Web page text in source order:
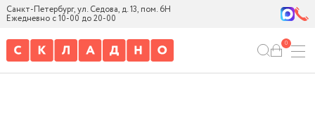
Санкт-Петербург, ул. Седова, д. 13, пом. 6Н
Ежедневно с 10-00 до 20-00
0